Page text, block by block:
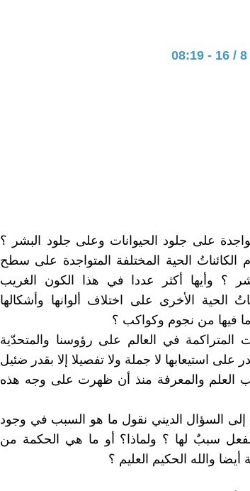
على جلود الحيوانات وعلى جلود البشر ؟
الكائناتُ الحية المختلفة المتواجدة على سطح
؟ وأيها أكثر عددا في هذا الكون الغريب
الحية الأخرى على اختلاف ألوانها وأشكالها
ما فيها من نجوم وكواكب ؟
في العالم على رؤوسنا والمتحدّية
على استيعابها لا جملة ولا تفصيلا إلا بقدر ضئيل
العلم والمعرفة منذ أن ظهرت على وجه هذه
إلى السؤال الديني نقول ما هو السبب في وجود
سببٌ لها ؟ ولماذا؟ أو ما هي الحكمة من
والله الحكيم العليم ؟